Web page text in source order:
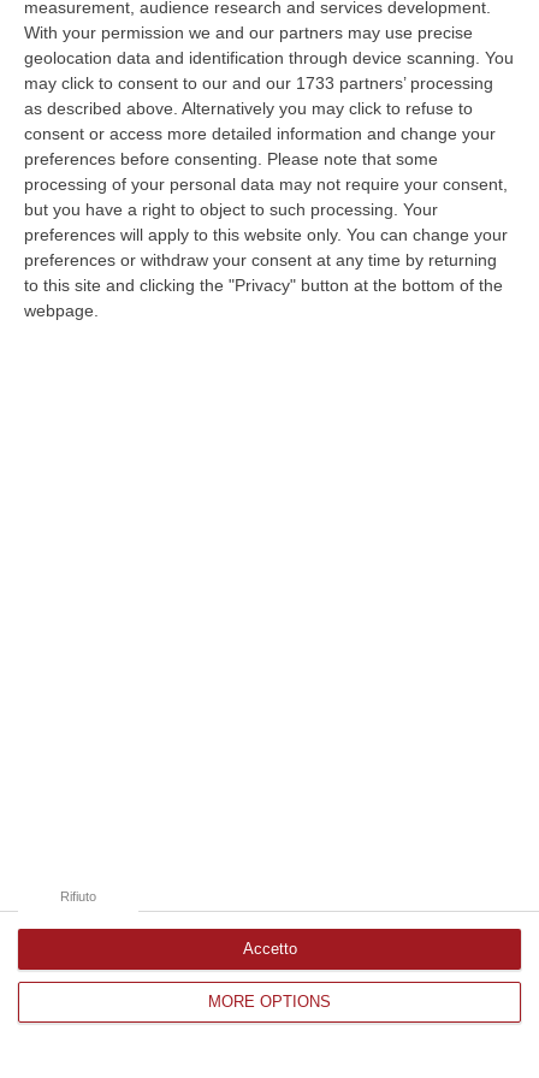
measurement, audience research and services development.
With your permission we and our partners may use precise
geolocation data and identification through device scanning. You
may click to consent to our and our 1733 partners’ processing
as described above. Alternatively you may click to refuse to
consent or access more detailed information and change your
preferences before consenting.
Please note that some
processing of your personal data may not require your consent,
but you have a right to object to such processing. Your
preferences will apply to this website only. You can change your
preferences or withdraw your consent at any time by returning
to this site and clicking the "Privacy" button at the bottom of the
webpage.
MORE OPTIONS
Rifiuto
Accetto
07 Agosto, 22:02
Renzi: «Conte? Sarebbe Delittuoso Vannaccizzare La Coalizione»
“ROMA «Conte sta giocando la sua partita, vedremo se le primarie si
faranno, quando e con che formato, se a due Conte-Schlein o se ci
sarann…
07 Agosto, 21:35
Meteo, Altri 10 Giorni Di Caldo Estremo
“ROMA La tregua varrà fino a domani: dopo il record di ieri con il bollino
rosso per tutte le 27 città monitorate e oggi con 26 allerte mass…
07 Agosto, 20:33
Corriere delle Calabria è una testata giornalistica di News&Com S.r.l